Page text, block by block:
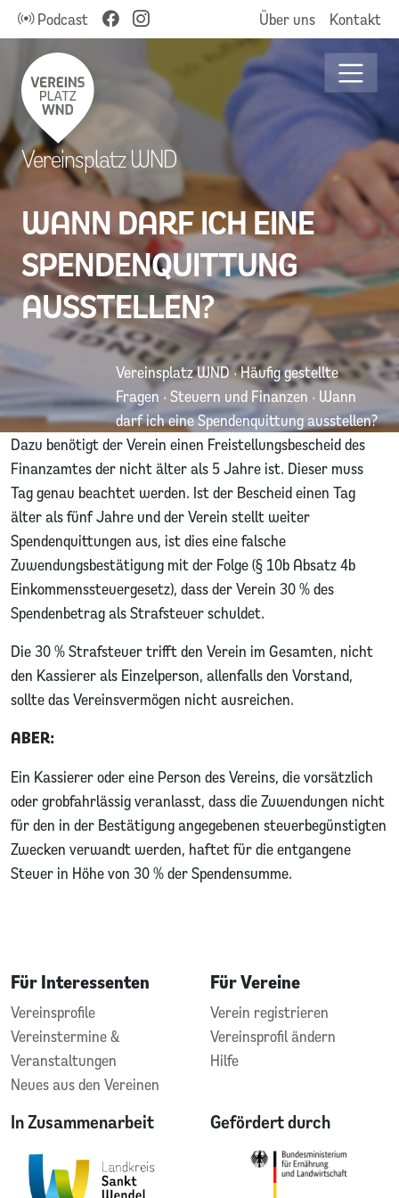
Podcast Über uns Kontakt
WANN DARF ICH EINE
SPENDENQUITTUNG
AUSSTELLEN?
Vereinsplatz WND
Vereinsplatz WND·Häufig gestellte
Fragen · Steuern und Finanzen · Wann
darf ich eine Spendenquittung ausstellen?
Dazu benötigt der Verein einen Freistellungsbescheid des
Finanzamtes der nicht älter als 5 Jahre ist. Dieser muss
Tag genau beachtet werden. Ist der Bescheid einen Tag
älter als fünf Jahre und der Verein stellt weiter
Spendenquittungen aus, ist dies eine falsche
Zuwendungsbestätigung mit der Folge (§ 10b Absatz 4b
Einkommenssteuergesetz), dass der Verein 30 % des
Spendenbetrag als Strafsteuer schuldet.
Die 30 % Strafsteuer trifft den Verein im Gesamten, nicht
den Kassierer als Einzelperson, allenfalls den Vorstand,
sollte das Vereinsvermögen nicht ausreichen.
ABER:
Ein Kassierer oder eine Person des Vereins, die vorsätzlich
oder grobfahrlässig veranlasst, dass die Zuwendungen nicht
für den in der Bestätigung angegebenen steuerbegünstigten
Zwecken verwandt werden, haftet für die entgangene
Steuer in Höhe von 30 % der Spendensumme.
Für Interessenten
Vereinsprofile
Vereinstermine &
Veranstaltungen
Neues aus den Vereinen
Für Vereine
Verein registrieren
Vereinsprofil ändern
Hilfe
In Zusammenarbeit Gefördert durch